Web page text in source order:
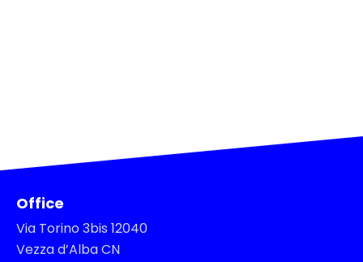
Office
Via Torino 3bis 12040
Vezza d’Alba CN